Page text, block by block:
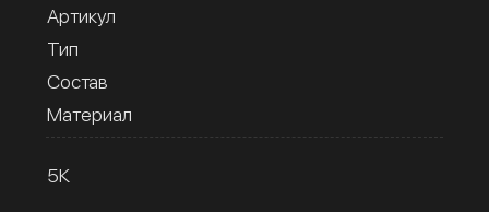
Артикул
Тип
Состав
Материал
5К